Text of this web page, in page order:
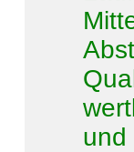
und